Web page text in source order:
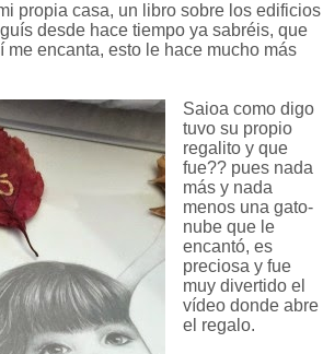
propia casa, un libro sobre los edificios
desde hace tiempo ya sabréis, que
encanta, esto le hace mucho más
Saioa como digo
tuvo su propio
regalito y que
fue?? pues nada
más y nada
menos una gato-
nube que le
encantó, es
preciosa y fue
muy divertido el
vídeo donde abre
el regalo.